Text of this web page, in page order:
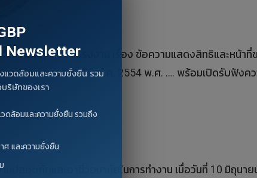
ารและคุ้มครองแรงงาน เรื่อง ข้อความแสดงสิทธิและหน้าที่
ล้อมในการทำงาน พ.ศ. 2554 พ.ศ. …. พร้อมเปิดรับฟังคว
ลอดภัยและอาชีวอนามัยในการทำงาน เมื่อวันที่ 10 มิถุนา
Newsletter
วดล้อมและความยั่งยืน รวม
ริษัทของเรา
ล้อมและความยั่งยืน รวมถึง
ศ และความยั่งยืน